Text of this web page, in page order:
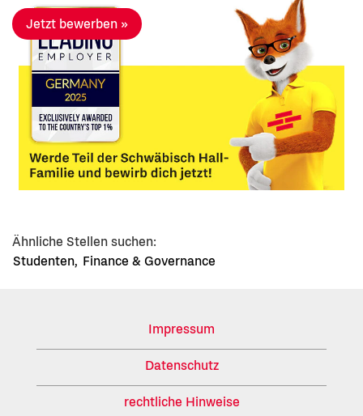
Jetzt bewerben »
Ähnliche Stellen suchen:
Studenten, Finance & Governance
Impressum
Datenschutz
rechtliche Hinweise